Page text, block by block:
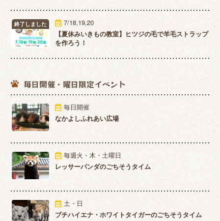
終了しました
7/18,19,20
【夏休みいきもの教室】ヒツジの毛で羊毛ストラップ
を作ろう！
毎日開催・ 曜日限定イベント
毎日開催
なかよしふれあい広場
毎週火・木・土曜日
レッサーパンダのごちそうタイム
土・日
ブチハイエナ・ホワイトタイガーのごちそうタイム